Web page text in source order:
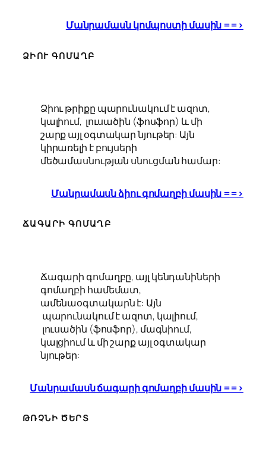
Մանրամասն կոմպոստի մասին ==>
ՁԻՈՒ ԳՈՄԱՂԲ
Ձիու թրիքը պարունակում է ազոտ,
կալիում, լուսածին (ֆոսֆոր) և մի
շարք այլ օգտակար նյութեր: Այն
կիրառելի է բույսերի
մեծամասնության սնուցման համար:
Մանրամասն ձիու գոմաղբի մասին ==>
ՃԱԳԱՐԻ ԳՈՄԱՂԲ
Ճագարի գոմաղբը, այլ կենդանիների
գոմաղբի համեմատ,
ամենաօգտակարն է: Այն
պարունակում է ազոտ, կալիում,
լուսածին (ֆոսֆոր), մագնիում,
կալցիում և մի շարք այլ օգտակար
նյութեր:
Մանրամասն ճագարի գոմաղբի մասին ==>
ԹՌՉՆԻ ԾԵՐՏ